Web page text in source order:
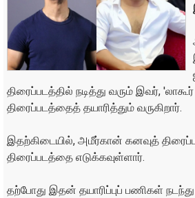
திரைப்படத்தில் நடித்து வரும் இவர்,
திரைப்படத்தைத் தயாரித்தும் வருகிறார்.
இதற்கிடையில், அமீர்கான் கனவுத்
திரைப்படத்தை எடுக்கவுள்ளார்.
தற்போது இதன் தயாரிப்புப் பணிகள்